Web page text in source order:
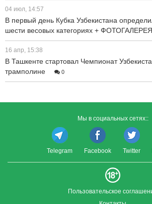
04 июл, 14:57
В первый день Кубка Узбекистана
шести весовых категориях + ФОТОГАЛЕРЕЯ
16 апр, 15:38
В Ташкенте стартовал Чемпионат
трамполине
0
Мы в социальных сетях::
Telegram Facebook Twitter
Пользовательское